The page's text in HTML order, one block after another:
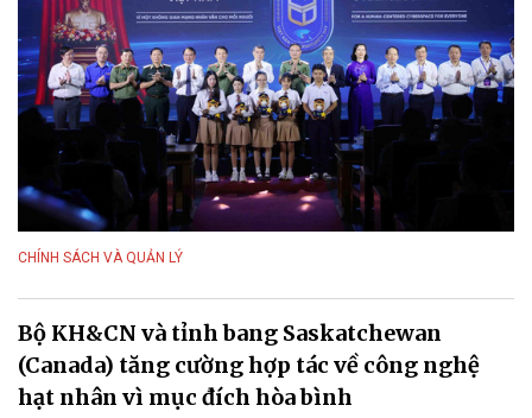
CHÍNH SÁCH VÀ QUẢN LÝ
Bộ KH&CN và tỉnh bang Saskatchewan
(Canada) tăng cường hợp tác về công nghệ
hạt nhân vì mục đích hòa bình